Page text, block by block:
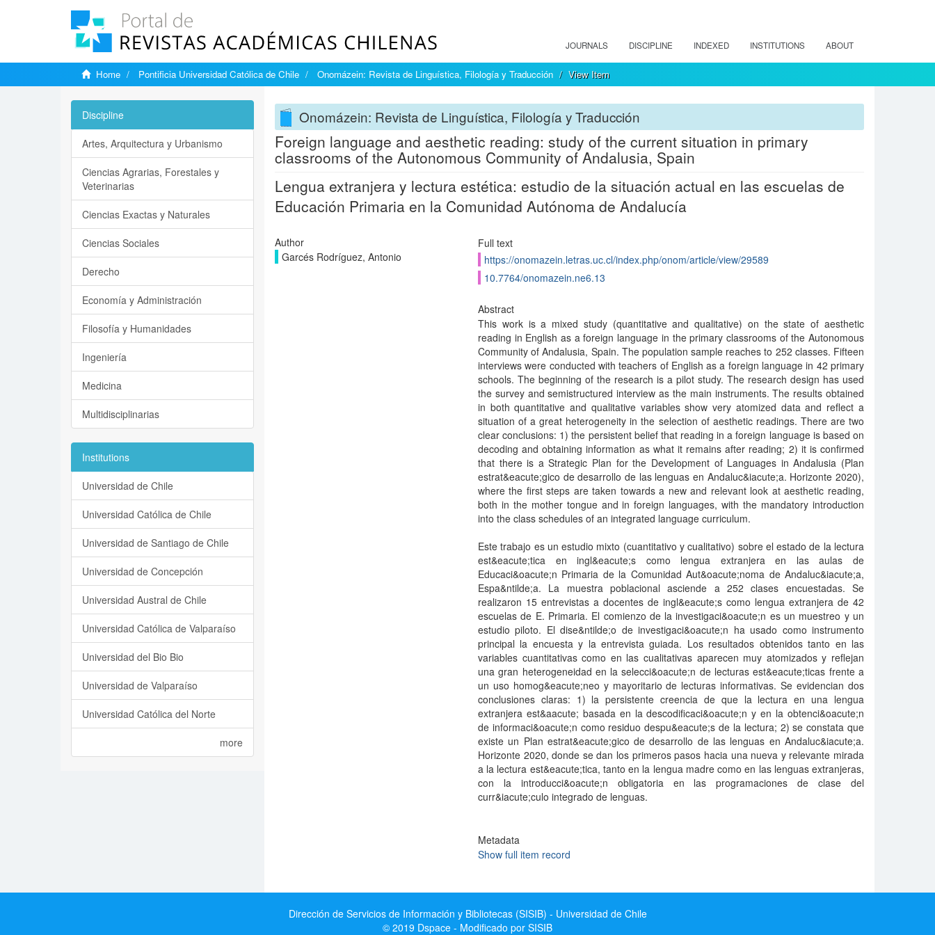
JOURNALS DISCIPLINE INDEXED INSTITUTIONS ABOUT
Home Pontificia Universidad Católica de Chile Onomázein: Revista de Linguística, Filología y Traducción View Item
Onomázein: Revista de Linguística, Filología y Traducción
Foreign language and aesthetic reading: study of the current situation in primary
classrooms of the Autonomous Community of Andalusia, Spain
Lengua extranjera y lectura estética: estudio de la situación actual en las escuelas de
Educación Primaria en la Comunidad Autónoma de Andalucía
Author
Garcés Rodríguez, Antonio
Full text
https://onomazein.letras.uc.cl/index.php/onom/article/view/29589
10.7764/onomazein.ne6.13
Abstract
This work is a mixed study (quantitative and qualitative) on the state of aesthetic
reading in English as a foreign language in the primary classrooms of the Autonomous
Community of Andalusia, Spain. The population sample reaches to 252 classes. Fifteen
interviews were conducted with teachers of English as a foreign language in 42 primary
schools. The beginning of the research is a pilot study. The research design has used
the survey and semistructured interview as the main instruments. The results obtained
in both quantitative and qualitative variables show very atomized data and reflect a
situation of a great heterogeneity in the selection of aesthetic readings. There are two
clear conclusions: 1) the persistent belief that reading in a foreign language is based on
decoding and obtaining information as what it remains after reading; 2) it is confirmed
that there is a Strategic Plan for the Development of Languages in Andalusia (Plan
estrat&eacute;gico de desarrollo de las lenguas en Andaluc&iacute;a. Horizonte 2020),
where the first steps are taken towards a new and relevant look at aesthetic reading,
both in the mother tongue and in foreign languages, with the mandatory introduction
into the class schedules of an integrated language curriculum.
Este trabajo es un estudio mixto (cuantitativo y cualitativo) sobre el estado de la lectura
est&eacute;tica en ingl&eacute;s como lengua extranjera en las aulas de
Educaci&oacute;n Primaria de la Comunidad Aut&oacute;noma de Andaluc&iacute;a,
Espa&ntilde;a. La muestra poblacional asciende a 252 clases encuestadas. Se
realizaron 15 entrevistas a docentes de ingl&eacute;s como lengua extranjera de 42
escuelas de E. Primaria. El comienzo de la investigaci&oacute;n es un muestreo y un
estudio piloto. El dise&ntilde;o de investigaci&oacute;n ha usado como instrumento
principal la encuesta y la entrevista guiada. Los resultados obtenidos tanto en las
variables cuantitativas como en las cualitativas aparecen muy atomizados y reflejan
una gran heterogeneidad en la selecci&oacute;n de lecturas est&eacute;ticas frente a
un uso homog&eacute;neo y mayoritario de lecturas informativas. Se evidencian dos
conclusiones claras: 1) la persistente creencia de que la lectura en una lengua
extranjera est&aacute; basada en la descodificaci&oacute;n y en la obtenci&oacute;n
de informaci&oacute;n como residuo despu&eacute;s de la lectura; 2) se constata que
existe un Plan estrat&eacute;gico de desarrollo de las lenguas en Andaluc&iacute;a.
Horizonte 2020, donde se dan los primeros pasos hacia una nueva y relevante mirada
a la lectura est&eacute;tica, tanto en la lengua madre como en las lenguas extranjeras,
con la introducci&oacute;n obligatoria en las programaciones de clase del
curr&iacute;culo integrado de lenguas.
Metadata
Show full item record
Discipline
Artes, Arquitectura y Urbanismo
Ciencias Agrarias, Forestales y
Veterinarias
Ciencias Exactas y Naturales
Ciencias Sociales
Derecho
Economía y Administración
Filosofía y Humanidades
Ingeniería
Medicina
Multidisciplinarias
Institutions
Universidad de Chile
Universidad Católica de Chile
Universidad de Santiago de Chile
Universidad de Concepción
Universidad Austral de Chile
Universidad Católica de Valparaíso
Universidad del Bio Bio
Universidad de Valparaíso
Universidad Católica del Norte
more
Dirección de Servicios de Información y Bibliotecas (SISIB) - Universidad de Chile
© 2019 Dspace - Modificado por SISIB